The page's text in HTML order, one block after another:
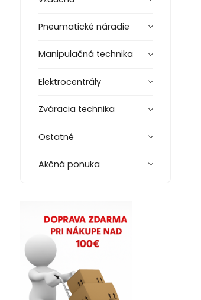
Pneumatické náradie
Manipulačná technika
Elektrocentrály
Zváracia technika
Ostatné
Akčná ponuka